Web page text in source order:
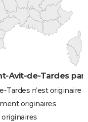
Avit-de-Tardes par
Tardes n'est originaire
originaires